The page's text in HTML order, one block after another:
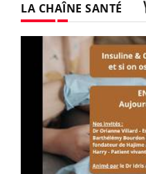
LA CHAÎNE SANTÉ